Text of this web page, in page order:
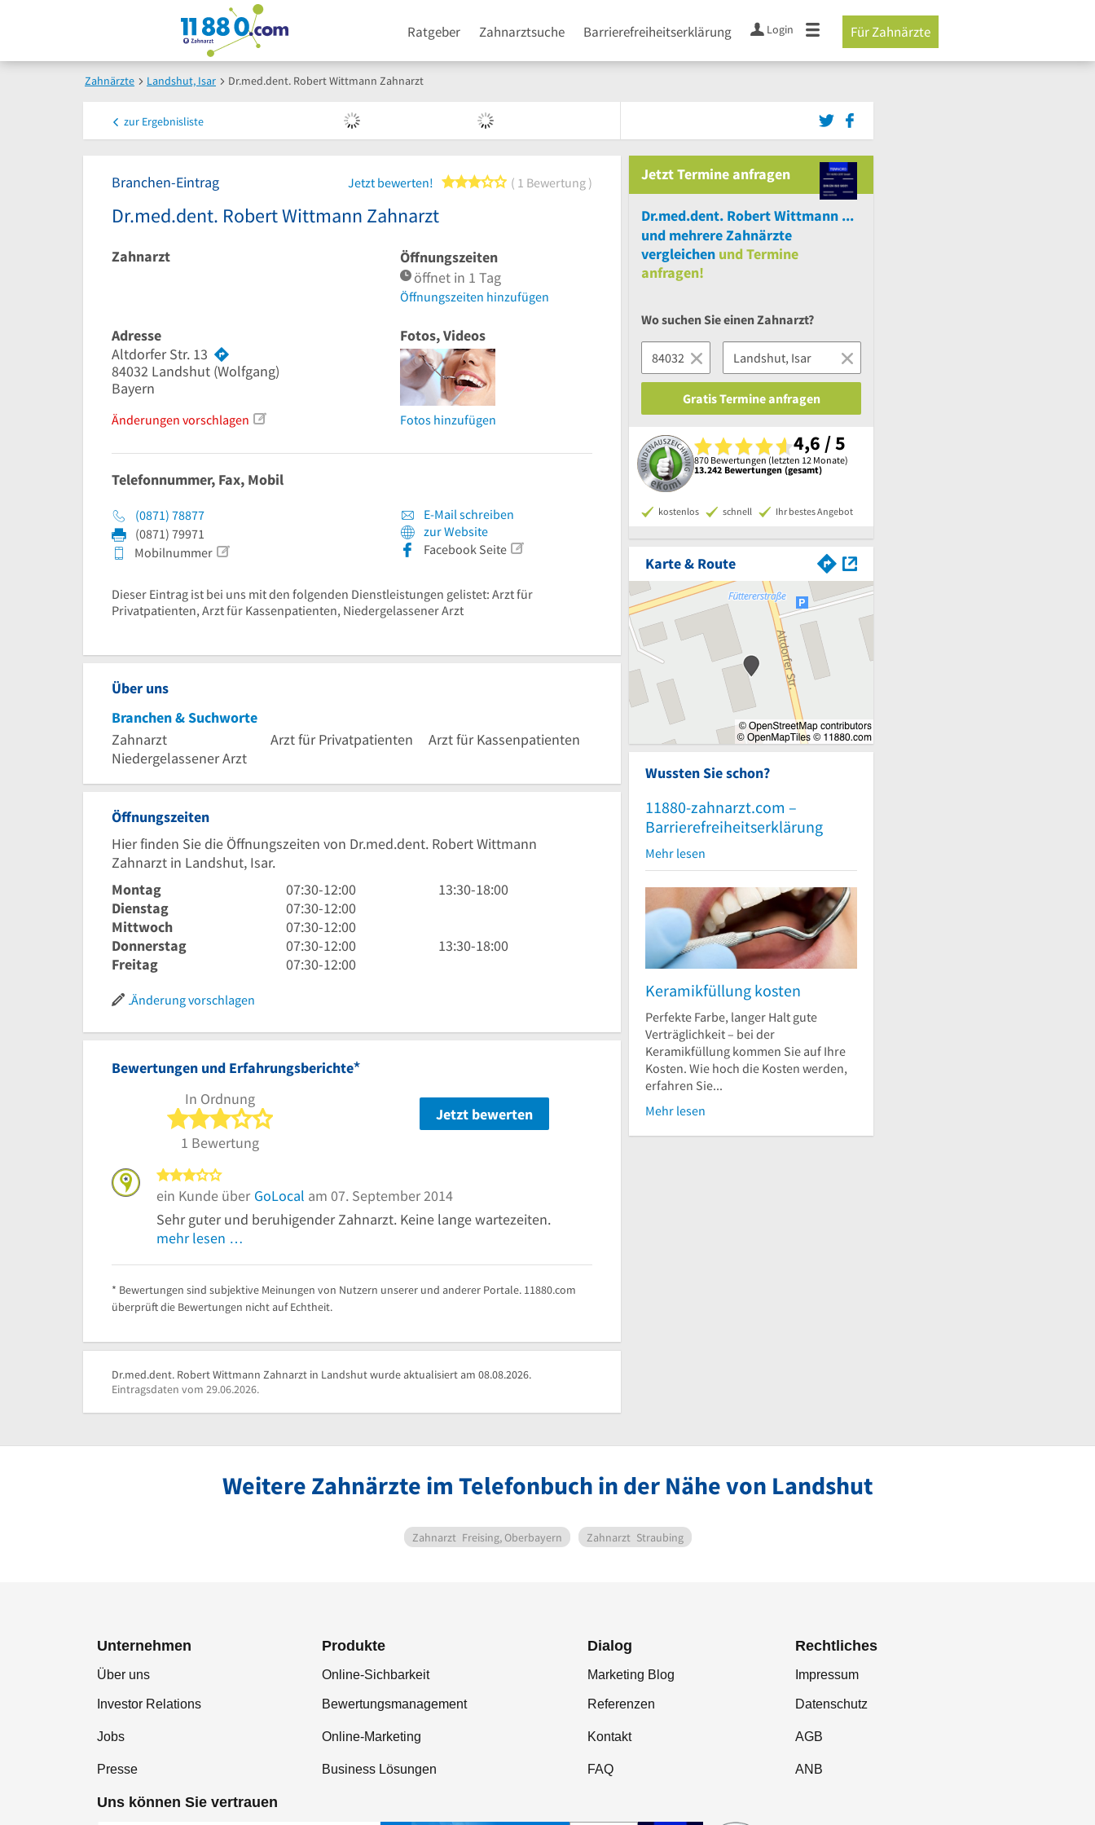
Ratgeber Zahnarztsuche Barrierefreiheitserklärung Login Für Zahnärzte
Zahnärzte Landshut, Isar Dr.med.dent. Robert Wittmann Zahnarzt
zur Ergebnisliste
Branchen-Eintrag Jetzt bewerten! 3 von 5 Sternen
1 Bewertung
Dr.med.dent. Robert Wittmann Zahnarzt
Zahnarzt
Öffnungszeiten
öffnet in 1 Tag
Öffnungszeiten hinzufügen
Adresse
Altdorfer Str. 13
84032 Landshut (Wolfgang)
Bayern
Änderungen vorschlagen
Fotos, Videos
Fotos hinzufügen
Telefonnummer, Fax, Mobil
(0871) 78877
(0871) 79971
Mobilnummer
E-Mail schreiben
zur Website
Facebook Seite
Dieser Eintrag ist bei uns mit den folgenden Dienstleistungen gelistet: Arzt für
Privatpatienten, Arzt für Kassenpatienten, Niedergelassener Arzt
Über uns
Branchen & Suchworte
Zahnarzt
Arzt für Privatpatienten
Arzt für Kassenpatienten
Niedergelassener Arzt
Öffnungszeiten
Hier finden Sie die Öffnungszeiten von Dr.med.dent. Robert Wittmann
Zahnarzt in Landshut, Isar.
Montag
7
Uhr
30
bis
12
07:30-12:00
13
bis
13:30-18:00
Dienstag
7
Uhr
30
bis
07:30-12:00
Mittwoch
7
Uhr
30
07:30-12:00
Donnerstag
7
Uhr
Uhr
07:30-12:00
13
Uhr
13:30-18:00
Freitag
7
12
07:30-12:00
Änderung vorschlagen
Bewertungen und Erfahrungsberichte*
In Ordnung
3 von 5 Sternen
1 Bewertung
Jetzt bewerten
ein Kunde über GoLocal am 07. September 2014
Sehr guter und beruhigender Zahnarzt. Keine lange wartezeiten.
mehr lesen …
* Bewertungen sind subjektive Meinungen von Nutzern unserer und anderer Portale. 11880.com
überprüft die Bewertungen nicht auf Echtheit.
Dr.med.dent. Robert Wittmann Zahnarzt in Landshut wurde aktualisiert am 08.08.2026.
Eintragsdaten vom 29.06.2026.
JetztTermine anfragen
Dr.med.dent. Robert Wittmann Zahnarzt
und mehrereZahnärzte
vergleichen undTermine
anfragen!
Wo suchen Sie einen Zahnarzt?
Gratis Termine anfragen
4,6 / 5
870 Bewertungen (letzten 12 Monate)
13.242 Bewertungen (gesamt)
kostenlos schnell Ihr bestes Angebot
Karte & Route
Wussten Sie schon?
11880-zahnarzt.com –
Barrierefreiheitserklärung
Mehr lesen
Keramikfüllung kosten
Perfekte Farbe, langer Halt gute
Verträglichkeit – bei der
Keramikfüllung kommen Sie auf Ihre
Kosten. Wie hoch die Kosten werden,
erfahren Sie...
Mehr lesen
Weitere Zahnärzte im Telefonbuch in der Nähe von Landshut
Zahnarzt Freising, Oberbayern Zahnarzt Straubing
Unternehmen
Über uns
Investor Relations
Jobs
Presse
Produkte
Online-Sichbarkeit
Bewertungsmanagement
Online-Marketing
Business Lösungen
Dialog
Marketing Blog
Referenzen
Kontakt
FAQ
Rechtliches
Impressum
Datenschutz
AGB
ANB
Uns können Sie vertrauen